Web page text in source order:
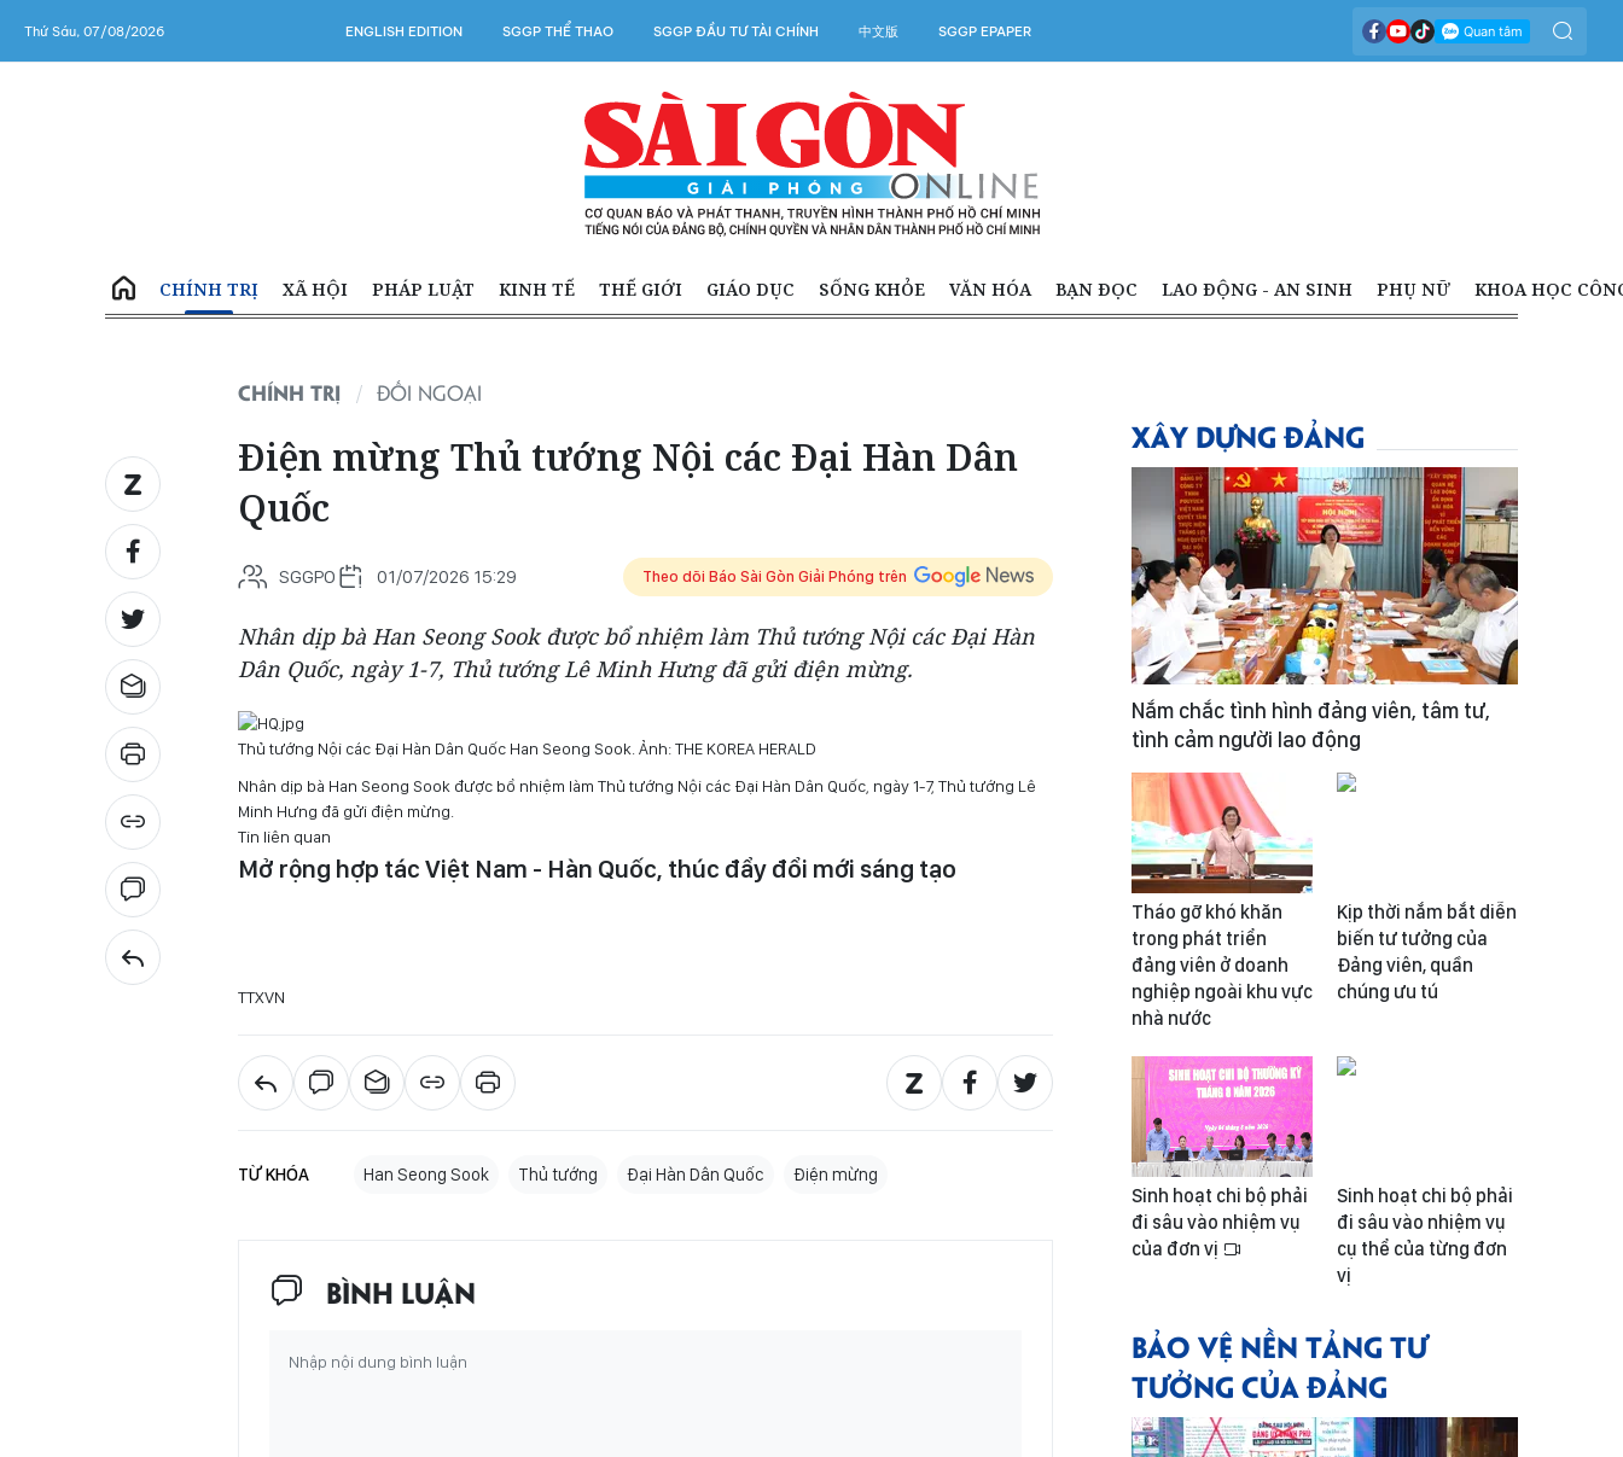
Thứ Sáu, 07/08/2026 ENGLISH EDITION SGGP THỂ THAO SGGP ĐẦU TƯ TÀI CHÍNH 中文版 SGGP EPAPER
CHÍNH TRỊ XÃ HỘI PHÁP LUẬT KINH TẾ THẾ GIỚI GIÁO DỤC SỐNG KHỎE VĂN HÓA BẠN ĐỌC LAO ĐỘNG - AN SINH PHỤ NỮ KHOA HỌC
CHÍNH TRỊ ĐỐI NGOẠI
Điện mừng Thủ tướng Nội các Đại Hàn Dân
Quốc
SGGPO 01/07/2026 15:29 Theo dõi Báo Sài Gòn Giải Phóng trên
Nhân dịp bà Han Seong Sook được bổ nhiệm làm Thủ tướng Nội các Đại Hàn
Dân Quốc, ngày 1-7, Thủ tướng Lê Minh Hưng đã gửi điện mừng.
Thủ tướng Nội các Đại Hàn Dân Quốc Han Seong Sook. Ảnh: THE KOREA HERALD
Nhân dịp bà Han Seong Sook được bổ nhiệm làm Thủ tướng Nội các Đại Hàn Dân Quốc, ngày 1-7, Thủ tướng Lê
Minh Hưng đã gửi điện mừng.
Tin liên quan
Mở rộng hợp tác Việt Nam - Hàn Quốc, thúc đẩy đổi mới sáng tạo
TTXVN
TỪ KHÓA Han Seong Sook Thủ tướng Đại Hàn Dân Quốc Điện mừng
BÌNH LUẬN
XÂY DỰNG ĐẢNG
Nắm chắc tình hình đảng viên, tâm tư,
tình cảm người lao động
Tháo gỡ khó khăn
trong phát triển
đảng viên ở doanh
nghiệp ngoài khu vực
nhà nước
Kịp thời nắm bắt diễn
biến tư tưởng của
Đảng viên, quần
chúng ưu tú
Sinh hoạt chi bộ phải
đi sâu vào nhiệm vụ
của đơn vị
Sinh hoạt chi bộ phải
đi sâu vào nhiệm vụ
cụ thể của từng đơn
vị
BẢO VỆ NỀN TẢNG TƯ
TƯỞNG CỦA ĐẢNG